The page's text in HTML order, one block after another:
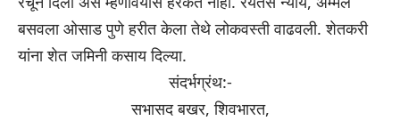
बसवला ओसाड पुणे हरीत केला तेथे लोकवस्ती वाढवली. शेतकरी
यांना शेत जमिनी कसाय दिल्या.
संदर्भग्रंथ:-
सभासद बखर, शिवभारत,